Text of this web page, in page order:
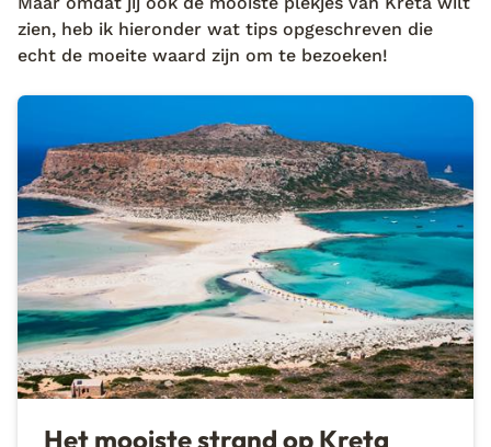
zien, heb ik hieronder wat tips opgeschreven die
echt de moeite waard zijn om te bezoeken!
Het mooiste strand op Kreta